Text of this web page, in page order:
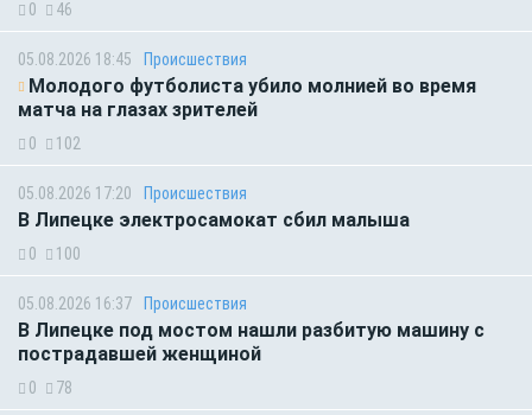
0 46
05.08.2026 18:45 Происшествия
Молодого футболиста убило молнией во время
матча на глазах зрителей
0 102
05.08.2026 17:20 Происшествия
В Липецке электросамокат сбил малыша
0 100
05.08.2026 16:37 Происшествия
В Липецке под мостом нашли разбитую машину с
пострадавшей женщиной
0 78